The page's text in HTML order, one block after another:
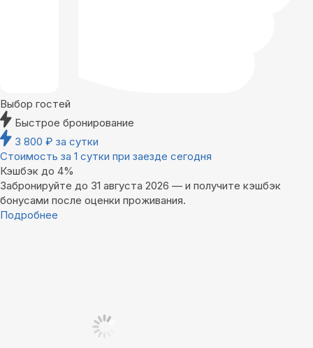
Выбор гостей
Быстрое бронирование
3 800 ₽ за сутки
Стоимость за 1 сутки при заезде сегодня
Кэшбэк до 4%
Забронируйте до 31 августа 2026 — и получите кэшбэк
бонусами после оценки проживания.
Подробнее